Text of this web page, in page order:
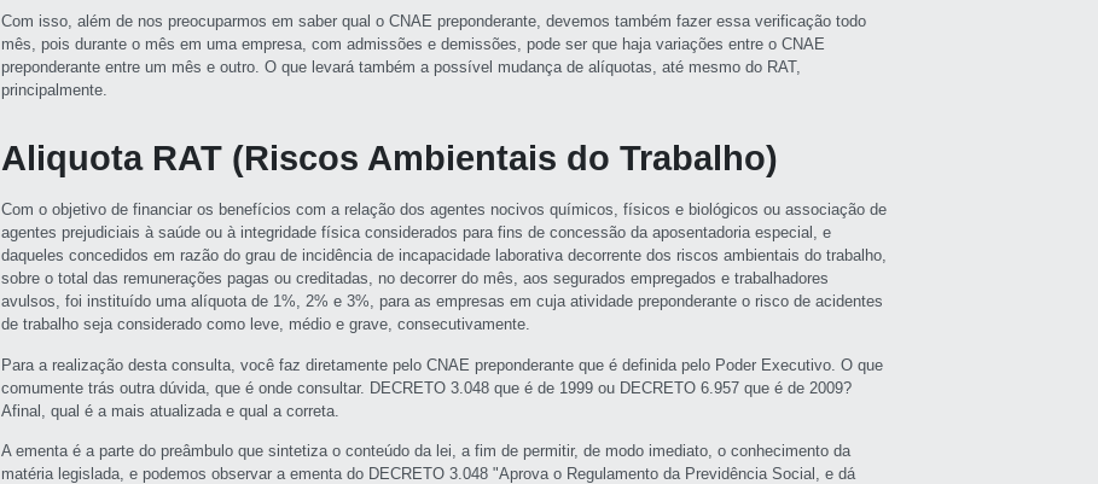
Com isso, além de nos preocuparmos em saber qual o CNAE preponderante, devemos também fazer essa verificação todo
mês, pois durante o mês em uma empresa, com admissões e demissões, pode ser que haja variações entre o CNAE
preponderante entre um mês e outro. O que levará também a possível mudança de alíquotas, até mesmo do RAT,
principalmente.
Aliquota RAT (Riscos Ambientais do Trabalho)
Com o objetivo de financiar os benefícios com a relação dos agentes nocivos químicos, físicos e biológicos ou associação de
agentes prejudiciais à saúde ou à integridade física considerados para fins de concessão da aposentadoria especial, e
daqueles concedidos em razão do grau de incidência de incapacidade laborativa decorrente dos riscos ambientais do trabalho,
sobre o total das remunerações pagas ou creditadas, no decorrer do mês, aos segurados empregados e trabalhadores
avulsos, foi instituído uma alíquota de 1%, 2% e 3%, para as empresas em cuja atividade preponderante o risco de acidentes
de trabalho seja considerado como leve, médio e grave, consecutivamente.
Para a realização desta consulta, você faz diretamente pelo CNAE preponderante que é definida pelo Poder Executivo. O que
comumente trás outra dúvida, que é onde consultar. DECRETO 3.048 que é de 1999 ou DECRETO 6.957 que é de 2009?
Afinal, qual é a mais atualizada e qual a correta.
A ementa é a parte do preâmbulo que sintetiza o conteúdo da lei, a fim de permitir, de modo imediato, o conhecimento da
matéria legislada, e podemos observar a ementa do DECRETO 3.048 "Aprova o Regulamento da Previdência Social, e dá